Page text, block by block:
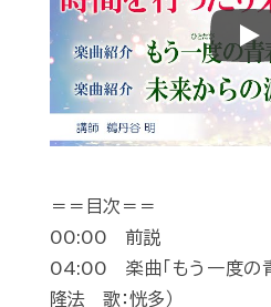
＝＝目次＝＝
00:00 前説
04:00 楽曲「もう一度の青
隆法 歌：恍多）